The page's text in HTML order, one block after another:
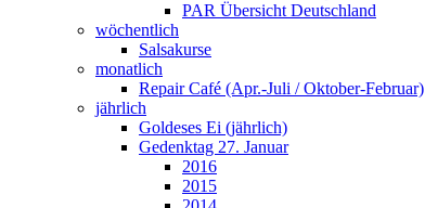
PAR Übersicht Deutschland
wöchentlich
Salsakurse
monatlich
Repair Café (Apr.-Juli / Oktober-Februar)
jährlich
Goldeses Ei (jährlich)
Gedenktag 27. Januar
2016
2015